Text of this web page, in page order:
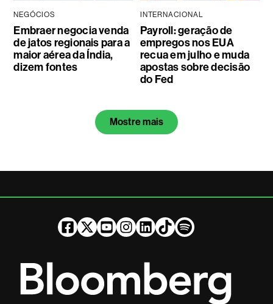
NEGÓCIOS
Embraer negocia venda
de jatos regionais para a
maior aérea da Índia,
dizem fontes
INTERNACIONAL
Payroll: geração de
empregos nos EUA
recua em julho e muda
apostas sobre decisão
do Fed
Mostre mais